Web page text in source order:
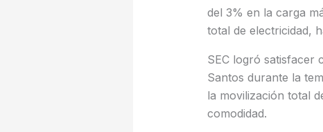
del 3% en la carga
total de electricidad,
SEC logró satisfacer
Santos durante la
la movilización total
comodidad.